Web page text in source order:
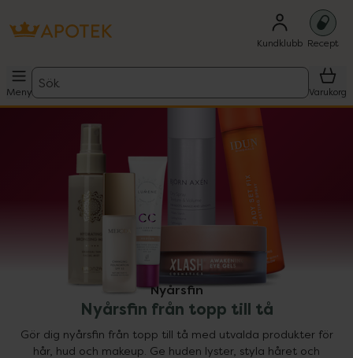
Kundklubb Recept
Meny
Sök
Varukorg
Nyårsfin
Nyårsfin från topp till tå
Gör dig nyårsfin från topp till tå med utvalda produkter för
hår, hud och makeup. Ge huden lyster, styla håret och